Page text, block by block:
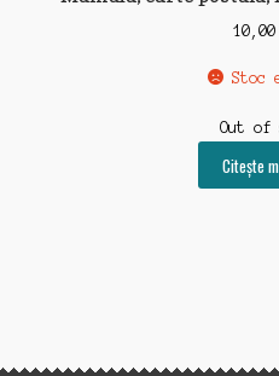
10,00
Stoc
Out of
Citește